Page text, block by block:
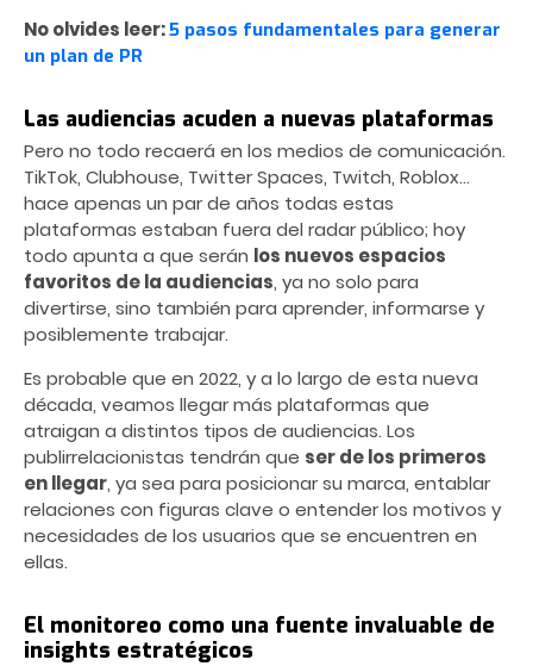
No olvides leer:5 pasos fundamentales para generar
un plan de PR
Las audiencias acuden a nuevas plataformas
Pero no todo recaerá en los medios de comunicación.
TikTok, Clubhouse, Twitter Spaces, Twitch, Roblox…
hace apenas un par de años todas estas
plataformas estaban fuera del radar público; hoy
todo apunta a que serán los nuevos espacios
favoritos de la audiencias, ya no solo para
divertirse, sino también para aprender, informarse y
posiblemente trabajar.
Es probable que en 2022, y a lo largo de esta nueva
década, veamos llegar más plataformas que
atraigan a distintos tipos de audiencias. Los
publirrelacionistas tendrán que ser de los primeros
en llegar, ya sea para posicionar su marca, entablar
relaciones con figuras clave o entender los motivos y
necesidades de los usuarios que se encuentren en
ellas.
El monitoreo como una fuente invaluable de
insights estratégicos